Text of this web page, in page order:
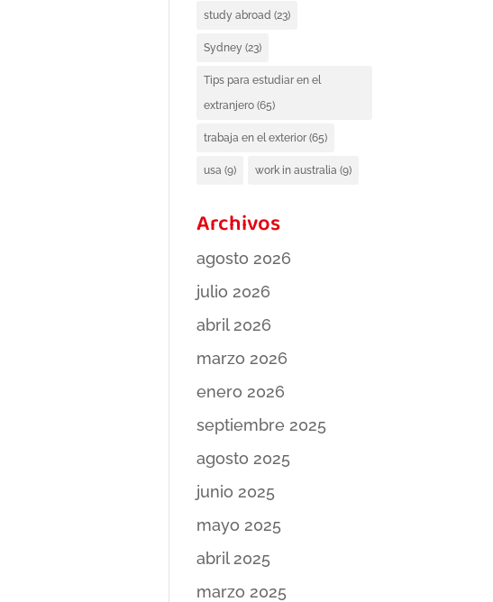
study abroad (23)
Sydney (23)
Tips para estudiar en el
extranjero (65)
trabaja en el exterior (65)
usa (9) work in australia (9)
Archivos
agosto 2026
julio 2026
abril 2026
marzo 2026
enero 2026
septiembre 2025
agosto 2025
junio 2025
mayo 2025
abril 2025
marzo 2025